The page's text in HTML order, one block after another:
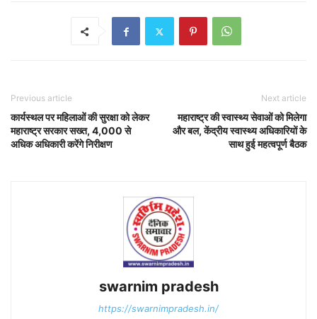
Previous article
कार्यस्थल पर महिलाओं की सुरक्षा को लेकर
महाराष्ट्र सरकार सख्त, 4,000 से
अधिक अधिकारी करेंगे निरीक्षण
Next article
महाराष्ट्र की स्वास्थ्य सेवाओं को मिलेगा
और बल, केंद्रीय स्वास्थ्य अधिकारियों के
साथ हुई महत्वपूर्ण बैठक
swarnim pradesh
https://swarnimpradesh.in/